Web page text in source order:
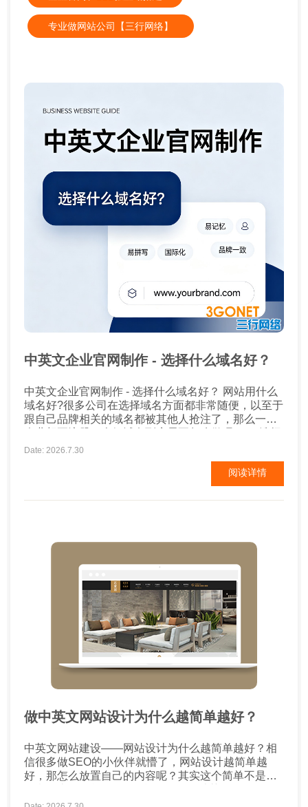
专业做网站公司【三行网络】
中英文企业官网制作 - 选择什么域名好？
中英文企业官网制作 - 选择什么域名好？ 网站用什么
域名好?很多公司在选择域名方面都非常随便，以至于
跟自己品牌相关的域名都被其他人抢注了，那么一家
企业名称拼音作为网站域名 这是命名域名的好方法。
互联网上的许多企业网站都使用这种方式，如海尔集
Date: 2026.7.30
阅读详情
做中英文网站设计为什么越简单越好？
中英文网站建设——网站设计为什么越简单越好？相
信很多做SEO的小伙伴就懵了，网站设计越简单越
好，那怎么放置自己的内容呢？其实这个简单不是字
换 一项又一项研究证明，简单的网页设计比繁复的网